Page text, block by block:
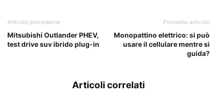
Articolo precedente
Mitsubishi Outlander PHEV,
test drive suv ibrido plug-in
Prossimo articolo
Monopattino elettrico: si può
usare il cellulare mentre si
guida?
Articoli correlati